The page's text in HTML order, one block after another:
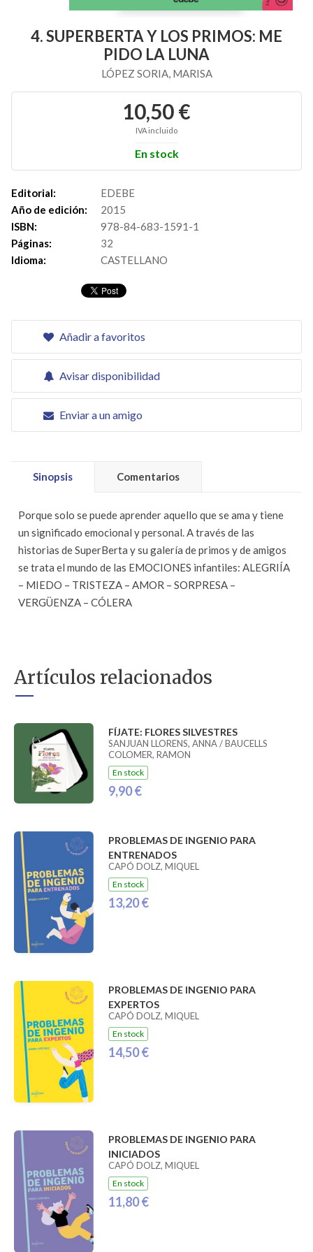
4. SUPERBERTA Y LOS PRIMOS: ME
PIDO LA LUNA
LÓPEZ SORIA, MARISA
10,50 €
IVA incluido
En stock
Editorial:
EDEBE
Año de edición:
2015
ISBN:
978-84-683-1591-1
Páginas:
32
Idioma:
CASTELLANO
Añadir a favoritos
Avisar disponibilidad
Enviar a un amigo
Sinopsis Comentarios
Porque solo se puede aprender aquello que se ama y tiene
un significado emocional y personal. A través de las
historias de SuperBerta y su galería de primos y de amigos
se trata el mundo de las EMOCIONES infantiles: ALEGRIÍA
– MIEDO – TRISTEZA – AMOR – SORPRESA –
VERGÜENZA – CÓLERA
Artículos relacionados
FÍJATE: FLORES SILVESTRES
SANJUAN LLORENS, ANNA / BAUCELLS
COLOMER, RAMON
En stock
9,90 €
PROBLEMAS DE INGENIO PARA
ENTRENADOS
CAPÓ DOLZ, MIQUEL
En stock
13,20 €
PROBLEMAS DE INGENIO PARA
EXPERTOS
CAPÓ DOLZ, MIQUEL
En stock
14,50 €
PROBLEMAS DE INGENIO PARA
INICIADOS
CAPÓ DOLZ, MIQUEL
En stock
11,80 €